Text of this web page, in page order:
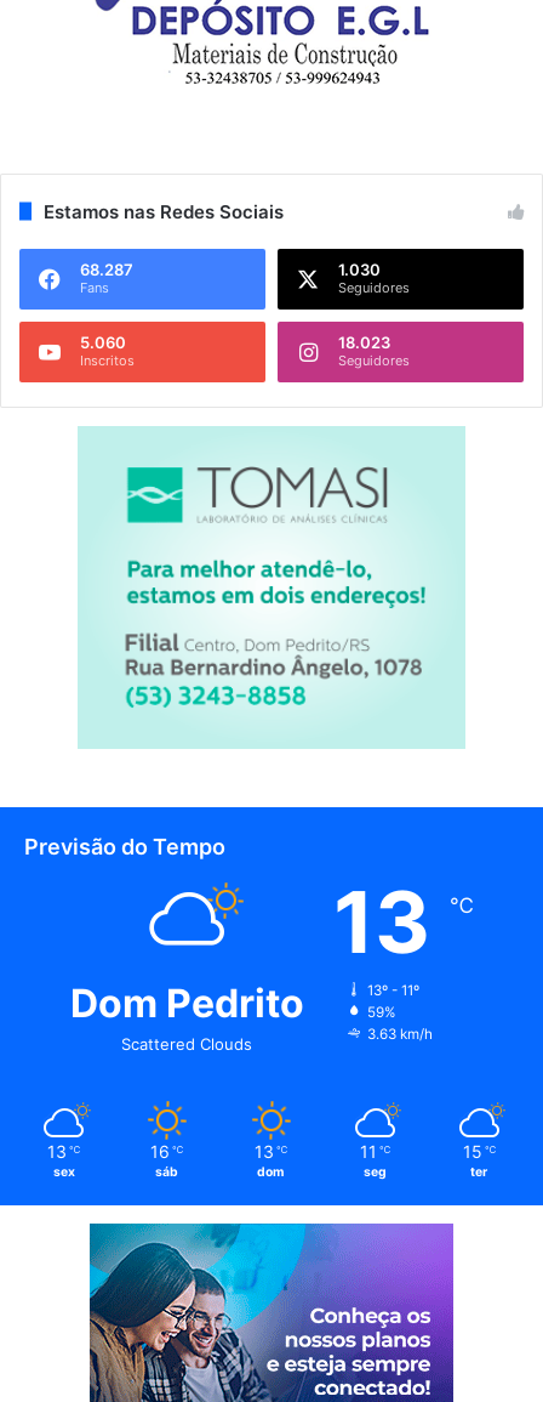
Estamos nas Redes Sociais
68.287
Fans
1.030
Seguidores
5.060
Inscritos
18.023
Seguidores
Previsão do Tempo
Dom Pedrito
Scattered Clouds
13 ℃
13º - 11º
59%
3.63 km/h
13 ℃
sex
16 ℃
sáb
13 ℃
dom
11 ℃
seg
15 ℃
ter